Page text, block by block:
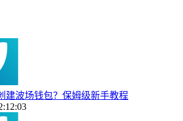
建波场钱包？保姆级新手教程